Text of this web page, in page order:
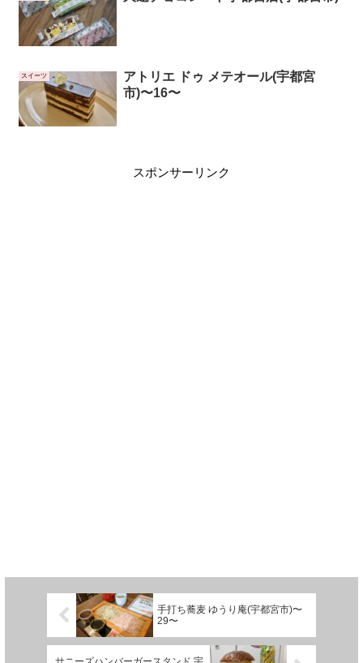
スイーツ
アトリエ ドゥ メテオール(宇都宮
市)〜16〜
スポンサーリンク
手打ち蕎麦 ゆうり庵(宇都宮市)〜
29〜